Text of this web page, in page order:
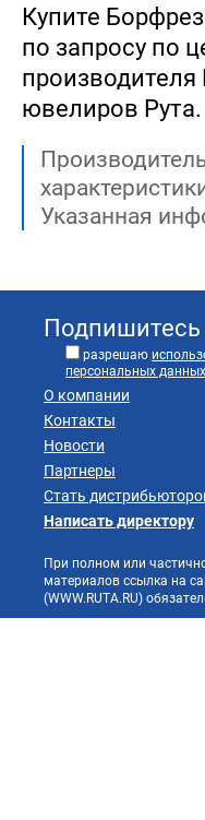
Купите
по запросу по
производителя
ювелиров Рута.
Указанная
Подпишитесь
разрешаю
персональных данных
О компании
Контакты
Новости
Партнеры
Стать
Написать директору
При полном или
материалов ссылка на
(WWW.RUTA.RU)